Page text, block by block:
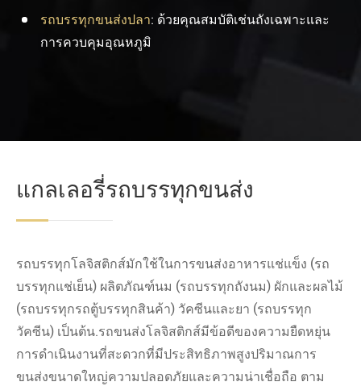
รถบรรทุกขนส่งปลา: ด้วยคุณสมบัติเช่นถังเฉพาะและ
การควบคุมอุณหภูมิ
แกลเลอรี่รถบรรทุกขนส่ง
รถบรรทุกโลจิสติกส์มักใช้ในการขนส่งอาหารแช่แข็ง (รถ
บรรทุกแช่เย็น) ผลิตภัณฑ์นม (รถบรรทุกถังนม) ผักและผลไม้
(รถบรรทุกรถตู้บรรทุกสินค้า) วัคซีนและยา (รถบรรทุก
วัคซีน) เป็นต้น.รถขนส่งโลจิสติกส์มีข้อดีของความยืดหยุ่น
การดำเนินงานที่สะดวกที่มีประสิทธิภาพสูงปริมาณการ
ขนส่งขนาดใหญ่ความปลอดภัยและความน่าเชื่อถือ ตาม